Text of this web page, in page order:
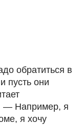
обратиться в
пусть они
— Например, я
я хочу